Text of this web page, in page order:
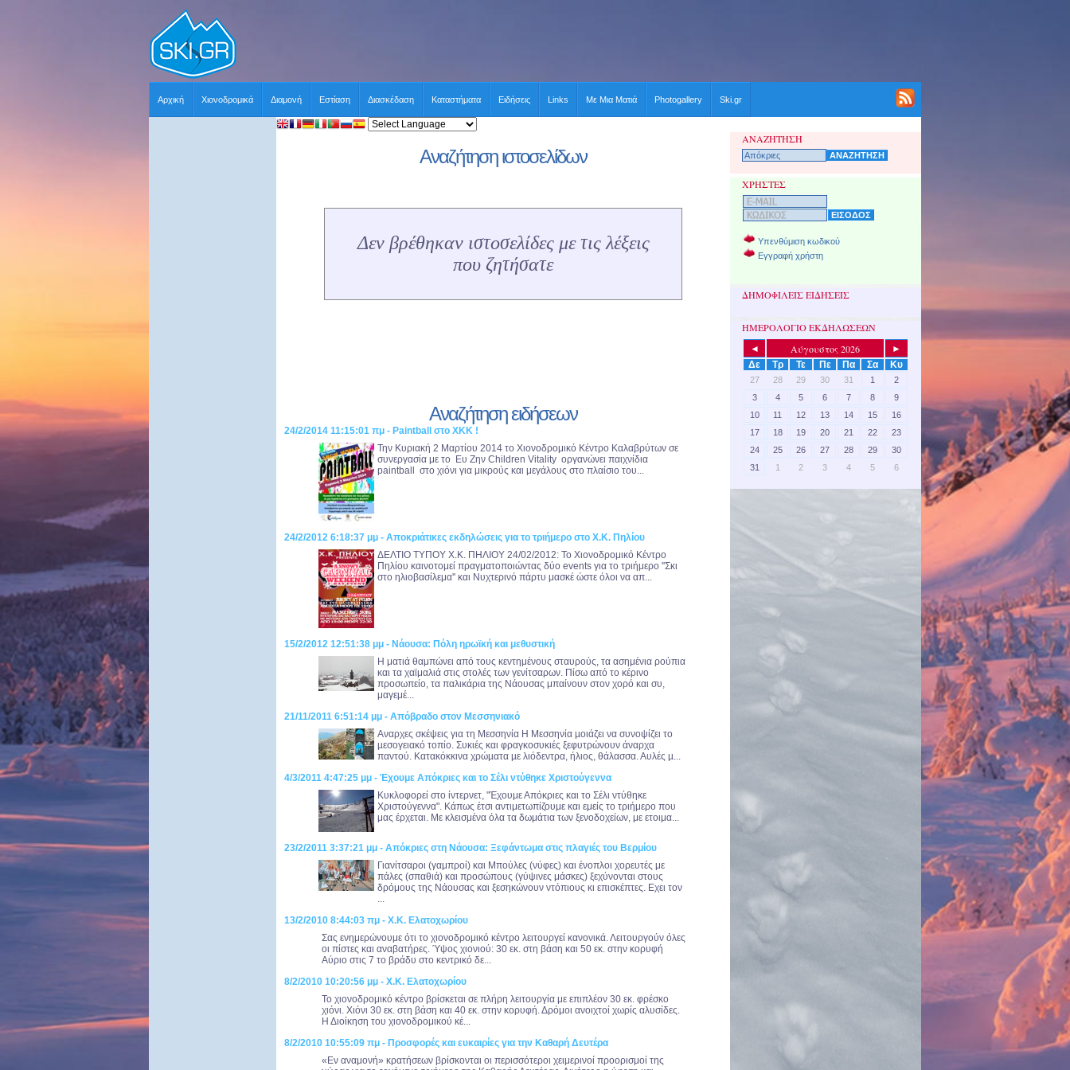
Αρχική Χιονοδρομικά Διαμονή Εστίαση Διασκέδαση Καταστήματα Ειδήσεις Links Με Μια Ματιά Photogallery Ski.gr
Αναζήτηση ιστοσελίδων
Δεν βρέθηκαν ιστοσελίδες με τις λέξεις
που ζητήσατε
Αναζήτηση ειδήσεων
24/2/2014 11:15:01 πμ - Paintball στο ΧΚΚ !
Την Κυριακή 2 Μαρτίου 2014 το Χιονοδρομικό Κέντρο Καλαβρύτων σε
συνεργασία με το Ευ Ζην Children Vitality οργανώνει παιχνίδια
paintball στο χιόνι για μικρούς και μεγάλους στο πλαίσιο του...
24/2/2012 6:18:37 μμ - Αποκριάτικες εκδηλώσεις για το τριήμερο στο Χ.Κ. Πηλίου
ΔΕΛΤΙΟ ΤΥΠΟΥ Χ.Κ. ΠΗΛΙΟΥ 24/02/2012: Το Χιονοδρομικό Κέντρο
Πηλίου καινοτομεί πραγματοποιώντας δύο events για το τριήμερο ''Σκι
στο ηλιοβασίλεμα'' και Νυχτερινό πάρτυ μασκέ ώστε όλοι να απ...
15/2/2012 12:51:38 μμ - Νάουσα: Πόλη ηρωϊκή και μεθυστική
Η ματιά θαμπώνει από τους κεντημένους σταυρούς, τα ασημένια ρούπια
και τα χαϊμαλιά στις στολές των γενίτσαρων. Πίσω από το κέρινο
προσωπείο, τα παλικάρια της Νάουσας μπαίνουν στον χορό και συ,
μαγεμέ...
21/11/2011 6:51:14 μμ - Απόβραδο στον Μεσσηνιακό
Αναρχες σκέψεις για τη Μεσσηνία Η Μεσσηνία µοιάζει να συνοψίζει το
µεσογειακό τοπίο. Συκιές και φραγκοσυκιές ξεφυτρώνουν άναρχα
παντού. Κατακόκκινα χρώµατα µε λιόδεντρα, ήλιος, θάλασσα. Αυλές µ...
4/3/2011 4:47:25 μμ - Έχουμε Απόκριες και το Σέλι ντύθηκε Χριστούγεννα
Κυκλοφορεί στο ίντερνετ, "Έχουμε Απόκριες και το Σέλι ντύθηκε
Χριστούγεννα". Κάπως έτσι αντιμετωπίζουμε και εμείς το τριήμερο που
μας έρχεται. Με κλεισμένα όλα τα δωμάτια των ξενοδοχείων, με ετοιμα...
23/2/2011 3:37:21 μμ - Απόκριες στη Νάουσα: Ξεφάντωμα στις πλαγιές του Βερμίου
Γιανίτσαροι (γαμπροί) και Μπούλες (νύφες) και ένοπλοι χορευτές με
πάλες (σπαθιά) και προσώπους (γύψινες μάσκες) ξεχύνονται στους
δρόμους της Νάουσας και ξεσηκώνουν ντόπιους κι επισκέπτες. Εχει τον
...
13/2/2010 8:44:03 πμ - Χ.Κ. Ελατοχωρίου
Σας ενημερώνουμε ότι το χιονοδρομικό κέντρο λειτουργεί κανονικά. Λειτουργούν όλες
οι πίστες και αναβατήρες. Ύψος χιονιού: 30 εκ. στη βάση και 50 εκ. στην κορυφή
Αύριο στις 7 το βράδυ στο κεντρικό δε...
8/2/2010 10:20:56 μμ - Χ.Κ. Ελατοχωρίου
Το χιονοδρομικό κέντρο βρίσκεται σε πλήρη λειτουργία με επιπλέον 30 εκ. φρέσκο
χιόνι. Χιόνι 30 εκ. στη βάση και 40 εκ. στην κορυφή. Δρόμοι ανοιχτοί χωρίς αλυσίδες.
Η Διοίκηση του χιονοδρομικού κέ...
8/2/2010 10:55:09 πμ - Προσφορές και ευκαιρίες για την Καθαρή Δευτέρα
«Εν αναμονή» κρατήσεων βρίσκονται οι περισσότεροι χειμερινοί προορισμοί της
ΑΝΑΖΗΤΗΣΗ
ΧΡΗΣΤΕΣ
Υπενθύμιση κωδικού
Εγγραφή χρήστη
ΔΗΜΟΦΙΛΕΙΣ ΕΙΔΗΣΕΙΣ
ΗΜΕΡΟΛΟΓΙΟ ΕΚΔΗΛΩΣΕΩΝ
◄ Αύγουστος 2026
►
Δε
Τρ Τε Πε Πα Σα Κυ
27 28 29 30 31 1
2
3
4 5 6 7 8
9
10
11 12 13 14 15
16
17
18 19 20 21 22
23
24
25 26 27 28 29
30
31
1 2 3 4 5 6